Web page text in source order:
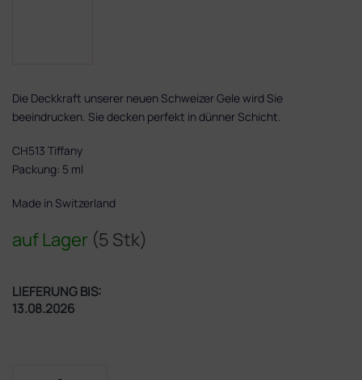
auf Lager (5 Stk)
LIEFERUNG BIS:
13.08.2026
Die Deckkraft unserer neuen Schweizer Gele wird Sie
beeindrucken. Sie decken perfekt in dünner Schicht.
CH513 Tiffany
Packung: 5 ml
Made in Switzerland